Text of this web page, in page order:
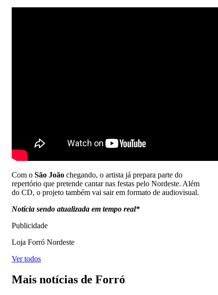
Com o São João chegando, o artista já prepara parte do
repertório que pretende cantar nas festas pelo Nordeste. Além
do CD, o projeto também vai sair em formato de audiovisual.
Notícia sendo atualizada em tempo real*
Publicidade
Loja Forró Nordeste
Ver todos
Mais notícias de Forró